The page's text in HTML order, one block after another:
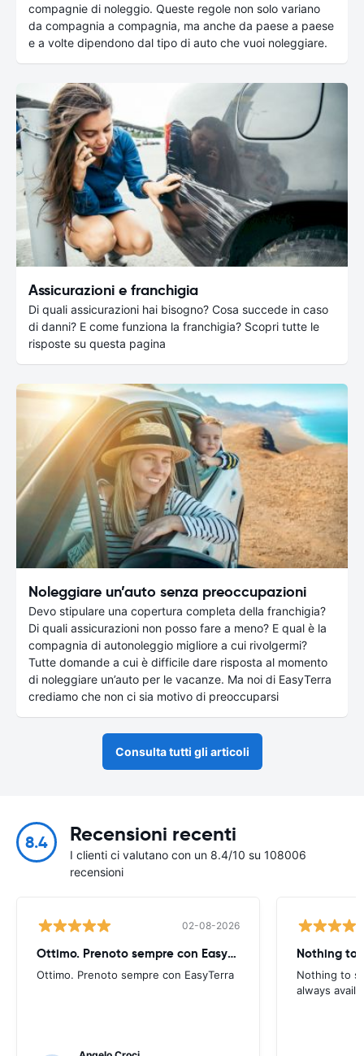
compagnie di noleggio. Queste regole non solo variano
da compagnia a compagnia, ma anche da paese a paese
e a volte dipendono dal tipo di auto che vuoi noleggiare.
Assicurazioni e franchigia
Di quali assicurazioni hai bisogno? Cosa succede in caso
di danni? E come funziona la franchigia? Scopri tutte le
risposte su questa pagina
Noleggiare un’auto senza preoccupazioni
Devo stipulare una copertura completa della franchigia?
Di quali assicurazioni non posso fare a meno? E qual è la
compagnia di autonoleggio migliore a cui rivolgermi?
Tutte domande a cui è difficile dare risposta al momento
di noleggiare un’auto per le vacanze. Ma noi di EasyTerra
crediamo che non ci sia motivo di preoccuparsi
Consulta tutti gli articoli
8.4 Recensioni recenti
I clienti ci valutano con un 8.4/10 su 108006
recensioni
02-08-2026
Ottimo. Prenoto sempre con EasyTerra
Ottimo. Prenoto sempre con EasyTerra
Nothing to
Nothing to
always